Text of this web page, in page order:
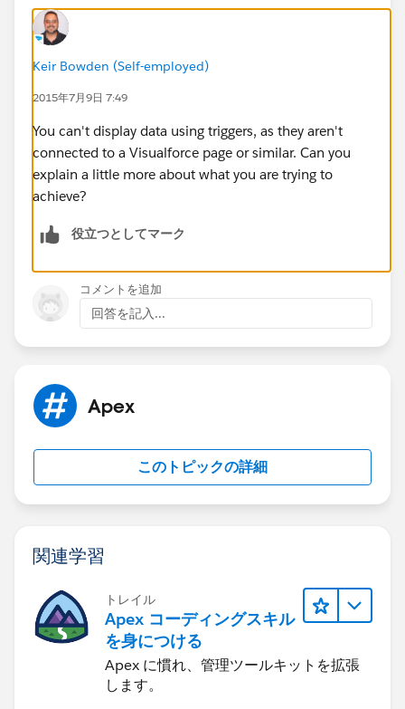
Keir Bowden (Self-employed)
2015年7月9日 7:49
You can't display data using triggers, as they aren't
connected to a Visualforce page or similar. Can you
explain a little more about what you are trying to
achieve?
役立つとしてマーク
コメントを追加
回答を記入...
Apex
このトピックの詳細
関連学習
トレイル
Apex コーディングスキル
を身につける
Apex に慣れ、管理ツールキットを拡張
します。